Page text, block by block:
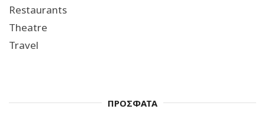
Restaurants
Theatre
Travel
ΠΡΟΣΦΑΤΑ